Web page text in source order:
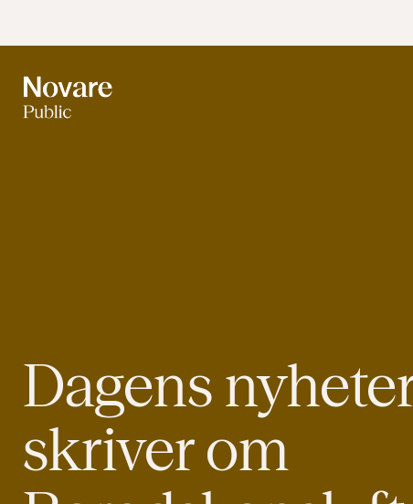
Dagens
skriver om